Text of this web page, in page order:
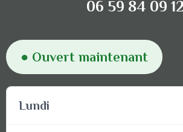
06 59 84 09 12
● Ouvert maintenant
Lundi